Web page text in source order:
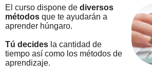
El curso dispone de diversos
métodos que te ayudarán a
aprender húngaro.
Tú decides la cantidad de
tiempo así como los métodos de
aprendizaje.